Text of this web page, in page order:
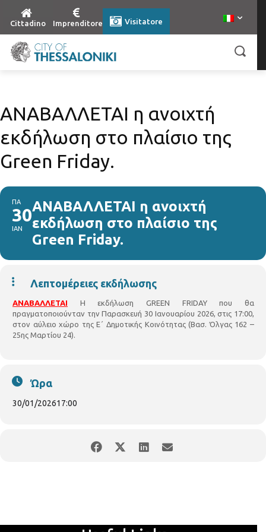
Cittadino Imprenditore Visitatore
ΑΝΑΒΑΛΛΕΤΑΙ η ανοιχτή
εκδήλωση στο πλαίσιο της
Green Friday.
ΠΑ
30
ΙΑΝ
ΑΝΑΒΑΛΛΕΤΑΙ η ανοιχτή
εκδήλωση στο πλαίσιο της
Green Friday.
Λεπτομέρειες εκδήλωσης
ΑΝΑΒΑΛΛΕΤΑΙ Η εκδήλωση GREEN FRIDAY που θα
πραγματοποιούνταν την Παρασκευή 30 Ιανουαρίου 2026, στις 17:00,
στον αύλειο χώρο της Ε΄ Δημοτικής Κοινότητας (Βασ. Όλγας 162 –
25ης Μαρτίου 24).
Ώρα
30/01/202617:00